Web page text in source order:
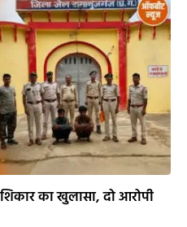
का खुलासा, दो आरोपी